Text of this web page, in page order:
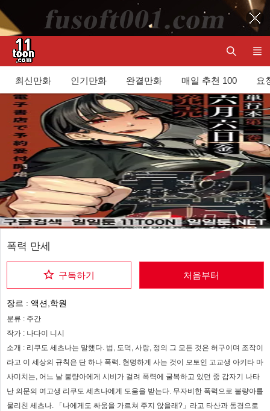
최신만화 인기만화 완결만화 매일 추천 100 요
폭력 만세
구독하기 처음부터
장르 : 액션,학원
분류 : 주간
작가 : 나다이 니시
소개 : 리쿠도 세츠나는 말했다. 법, 도덕, 사랑, 정의 그 모든 것은 허구이며 조작이
라고 이 세상의 규칙은 단 하나 폭력. 현명하게 사는 것이 모토인 고교생 아키타 마
사미치는, 어느 날 불량아에게 시비가 걸려 폭력에 굴복하고 있던 중 갑자기 나타
난 의문의 여고생 리쿠도 세츠나에게 도움을 받는다. 무자비한 폭력으로 불량아를
물리친 세츠나. 「나에게도 싸움을 가르쳐 주지 않을래?」라고 타산과 동경으로